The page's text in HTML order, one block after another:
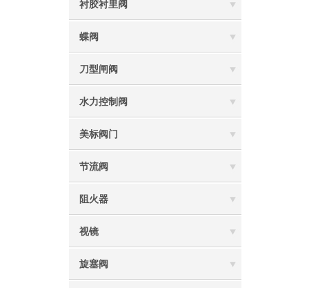
衬胶衬里阀
蝶阀
刀型闸阀
水力控制阀
美标阀门
节流阀
阻火器
视镜
旋塞阀